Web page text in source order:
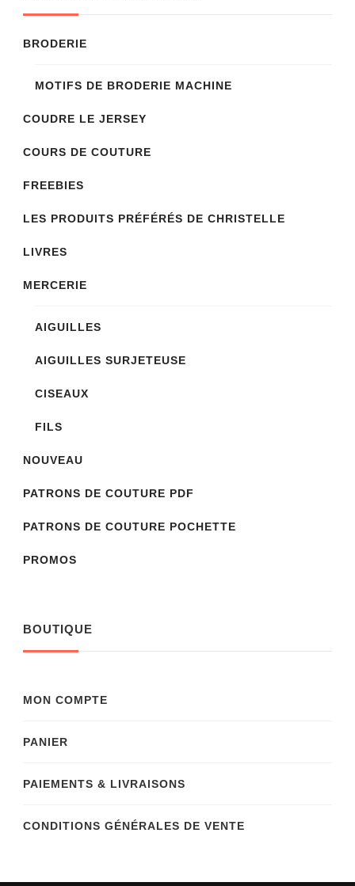
BRODERIE
MOTIFS DE BRODERIE MACHINE
COUDRE LE JERSEY
COURS DE COUTURE
FREEBIES
LES PRODUITS PRÉFÉRÉS DE CHRISTELLE
LIVRES
MERCERIE
AIGUILLES
AIGUILLES SURJETEUSE
CISEAUX
FILS
NOUVEAU
PATRONS DE COUTURE PDF
PATRONS DE COUTURE POCHETTE
PROMOS
BOUTIQUE
MON COMPTE
PANIER
PAIEMENTS & LIVRAISONS
CONDITIONS GÉNÉRALES DE VENTE